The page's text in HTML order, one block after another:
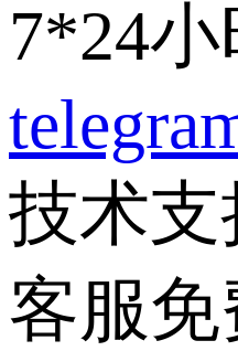
7*24
技术支
客服